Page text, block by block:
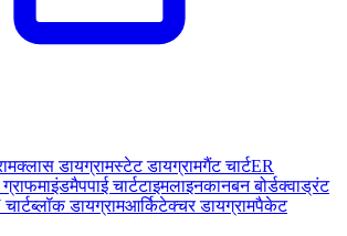
क्लास डायग्रामस्टेट डायग्रामगैंट चार्टER
माइंडमैपपाई चार्टटाइमलाइनकानबन बोर्डक्वाड्रंट
ब्लॉक डायग्रामआर्किटेक्चर डायग्रामपैकेट